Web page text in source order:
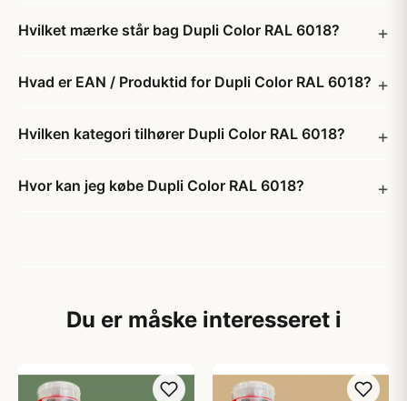
Hvilket mærke står bag Dupli Color RAL 6018?
Hvad er EAN / Produktid for Dupli Color RAL 6018?
Hvilken kategori tilhører Dupli Color RAL 6018?
Hvor kan jeg købe Dupli Color RAL 6018?
Du er måske interesseret i